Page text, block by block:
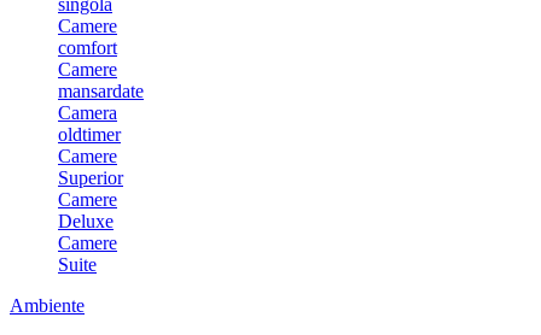
singola
Camere
comfort
Camere
mansardate
Camera
oldtimer
Camere
Superior
Camere
Deluxe
Camere
Suite
Ambiente